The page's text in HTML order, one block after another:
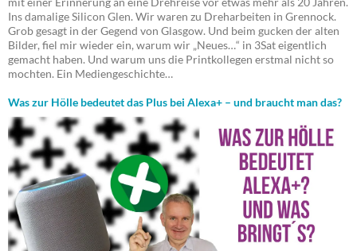
Ins damalige Silicon Glen. Wir waren zu Dreharbeiten in Grennock.
Grob gesagt in der Gegend von Glasgow. Und beim gucken der alten
Bilder, fiel mir wieder ein, warum wir „Neues…“ in 3Sat eigentlich
gemacht haben. Und warum uns die Printkollegen erstmal nicht so
mochten. Ein Mediengeschichte…
Was zur Hölle bedeutet das Plus bei Alexa+ – und braucht man das?